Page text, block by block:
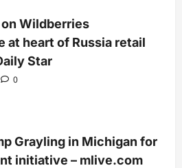
Wildberries
at heart of Russia retail
Star
0
Grayling in Michigan for
initiative – mlive.com